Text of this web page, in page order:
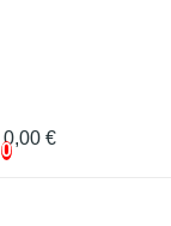
0,00 €
0